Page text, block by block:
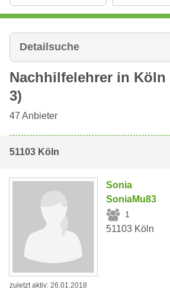
Detailsuche
Nachhilfelehrer in Köln
3)
47 Anbieter
51103 Köln
Sonia
SoniaMu83
1
51103 Köln
zuletzt aktiv: 26.01.2018